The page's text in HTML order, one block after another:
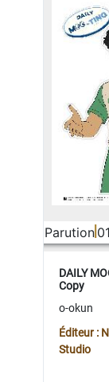
Parution
DAILY
Copy
o-okun
Éditeur :
Studio